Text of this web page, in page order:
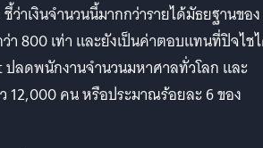
ว่าเงินจำนวนนี้มากกว่ารายได้มัธยฐานของ
า 800 เท่า และยังเป็นค่าตอบแทนที่ปิจไช
ปลดพนักงานจำนวนมหาศาลทั่วโลก และ
12,000 คน หรือประมาณร้อยละ 6 ของ